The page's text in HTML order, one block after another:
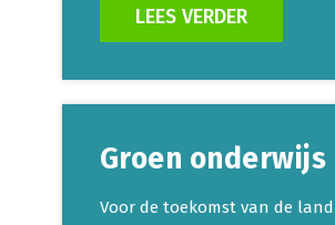
LEES VERDER
Groen onderwijs
Voor de toekomst van de